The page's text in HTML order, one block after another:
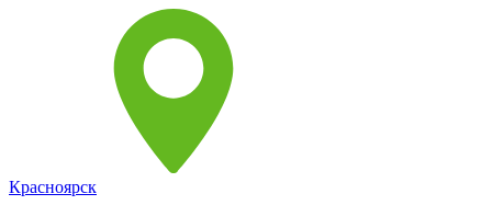
Красноярск